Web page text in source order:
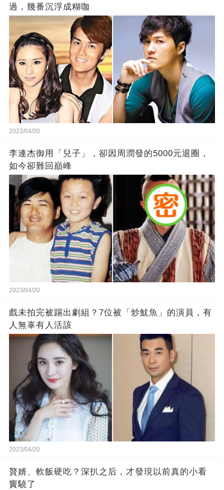
過，幾番沉浮成糊咖
2023/04/20
李連杰御用「兒子」，卻因周潤發的5000元退圈，
如今卻難回巔峰
2023/04/20
戲未拍完被踢出劇組？7位被「炒魷魚」的演員，有
人無辜有人活該
2023/04/20
贅婿、軟飯硬吃？深扒之后，才發現以前真的小看
竇驍了